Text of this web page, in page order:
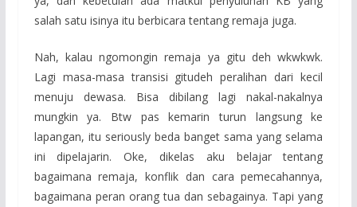
salah satu isinya itu berbicara tentang remaja juga.
Nah, kalau ngomongin remaja ya gitu deh wkwkwk.
Lagi masa-masa transisi gitudeh peralihan dari kecil
menuju dewasa. Bisa dibilang lagi nakal-nakalnya
mungkin ya. Btw pas kemarin turun langsung ke
lapangan, itu seriously beda banget sama yang selama
ini dipelajarin. Oke, dikelas aku belajar tentang
bagaimana remaja, konflik dan cara pemecahannya,
bagaimana peran orang tua dan sebagainya. Tapi yang